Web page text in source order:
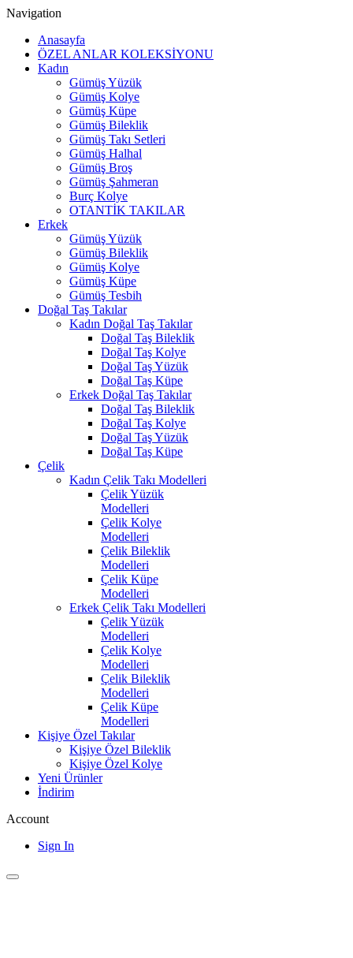
Navigation
Anasayfa
ÖZEL ANLAR KOLEKSİYONU
Kadın
Gümüş Yüzük
Gümüş Kolye
Gümüş Küpe
Gümüş Bileklik
Gümüş Takı Setleri
Gümüş Halhal
Gümüş Broş
Gümüş Şahmeran
Burç Kolye
OTANTİK TAKILAR
Erkek
Gümüş Yüzük
Gümüş Bileklik
Gümüş Kolye
Gümüş Küpe
Gümüş Tesbih
Doğal Taş Takılar
Kadın Doğal Taş Takılar
Doğal Taş Bileklik
Doğal Taş Kolye
Doğal Taş Yüzük
Doğal Taş Küpe
Erkek Doğal Taş Takılar
Doğal Taş Bileklik
Doğal Taş Kolye
Doğal Taş Yüzük
Doğal Taş Küpe
Çelik
Kadın Çelik Takı Modelleri
Çelik Yüzük
Modelleri
Çelik Kolye
Modelleri
Çelik Bileklik
Modelleri
Çelik Küpe
Modelleri
Erkek Çelik Takı Modelleri
Çelik Yüzük
Modelleri
Çelik Kolye
Modelleri
Çelik Bileklik
Modelleri
Çelik Küpe
Modelleri
Kişiye Özel Takılar
Kişiye Özel Bileklik
Kişiye Özel Kolye
Yeni Ürünler
İndirim
Account
Sign In